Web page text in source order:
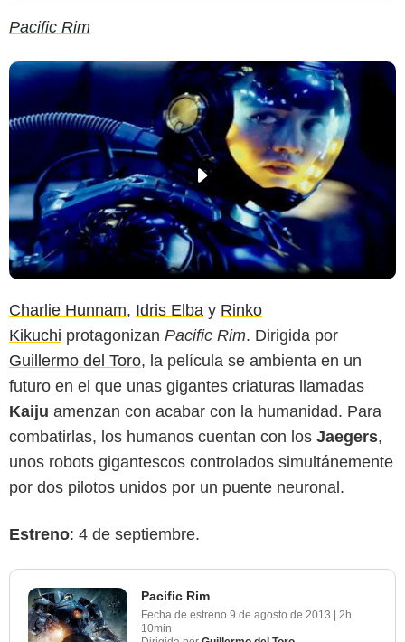
Pacific Rim
Charlie Hunnam, Idris Elba y Rinko
Kikuchi protagonizan Pacific Rim. Dirigida por
Guillermo del Toro, la película se ambienta en un
futuro en el que unas gigantes criaturas llamadas
Kaiju amenzan con acabar con la humanidad. Para
combatirlas, los humanos cuentan con los Jaegers,
unos robots gigantescos controlados simultánemente
por dos pilotos unidos por un puente neuronal.
Estreno: 4 de septiembre.
Pacific Rim
Fecha de estreno 9 de agosto de 2013 | 2h
10min